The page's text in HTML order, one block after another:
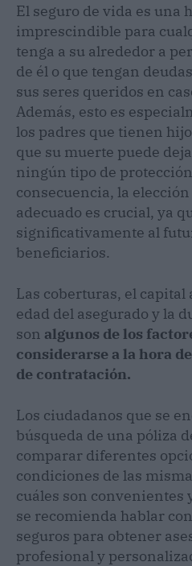
El seguro de vida es una
imprescindible para
tenga a su alrededor a
de él o que tengan
sus seres queridos en
Además, esto es
los padres que tienen
que su muerte puede
ningún tipo de
consecuencia, la
adecuado es crucial, ya
significativamente al
beneficiarios.
Las coberturas, el capital
edad del asegurado y la
son algunos de los
considerarse a la hora
de contratación.
Los ciudadanos que se
búsqueda de una póliza
comparar diferentes
condiciones de las
cuáles son convenientes
se recomienda hablar
seguros para obtener
profesional y